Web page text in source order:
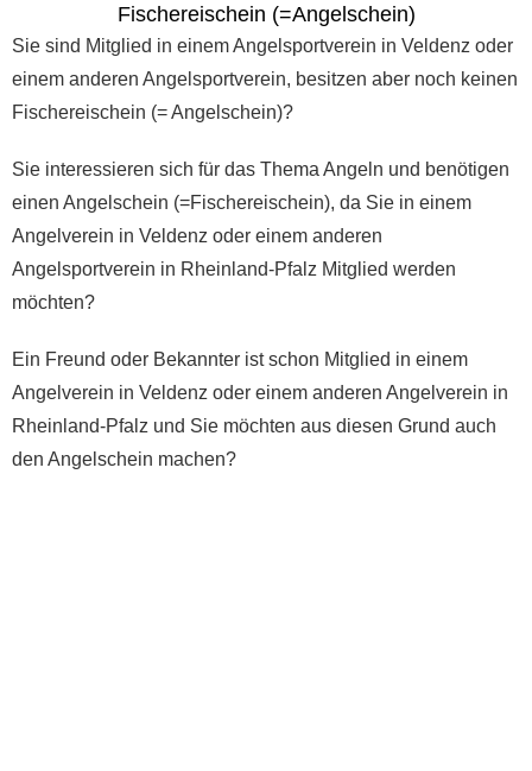
Fischereischein (=Angelschein)
Sie sind Mitglied in einem Angelsportverein in Veldenz oder
einem anderen Angelsportverein, besitzen aber noch keinen
Fischereischein (= Angelschein)?
Sie interessieren sich für das Thema Angeln und benötigen
einen Angelschein (=Fischereischein), da Sie in einem
Angelverein in Veldenz oder einem anderen
Angelsportverein in Rheinland-Pfalz Mitglied werden
möchten?
Ein Freund oder Bekannter ist schon Mitglied in einem
Angelverein in Veldenz oder einem anderen Angelverein in
Rheinland-Pfalz und Sie möchten aus diesen Grund auch
den Angelschein machen?